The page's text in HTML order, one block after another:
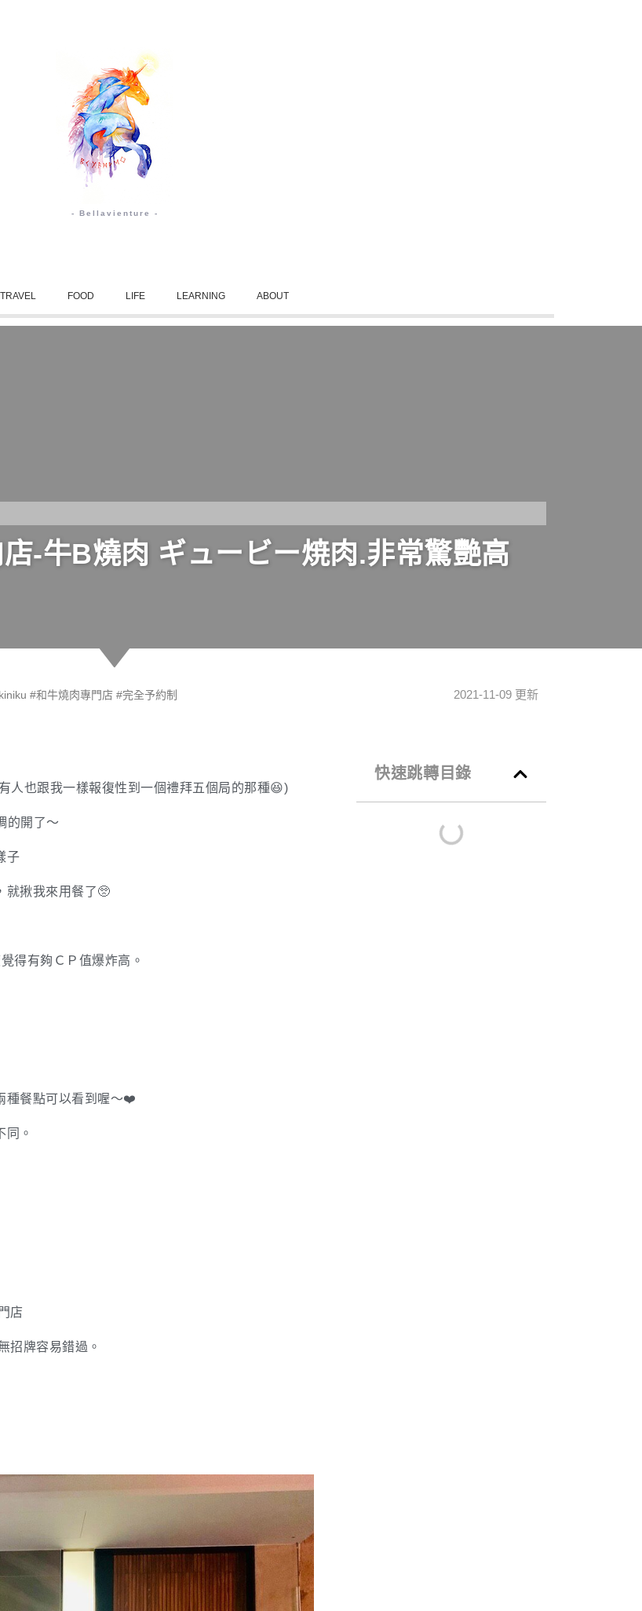
- Bellavienture -
TRAVEL FOOD LIFE LEARNING ABOUT
店-牛B燒肉 ギュービー焼肉.非常驚艷高
#和牛燒肉專門店 #完全予約制 2021-11-09 更新
人也跟我一樣報復性到一個禮拜五個局的那種😆)
的開了～
子
就揪我來用餐了🥺
得有夠ＣＰ值爆炸高。
種餐點可以看到喔～❤️
同。
店
招牌容易錯過。
快速跳轉目錄